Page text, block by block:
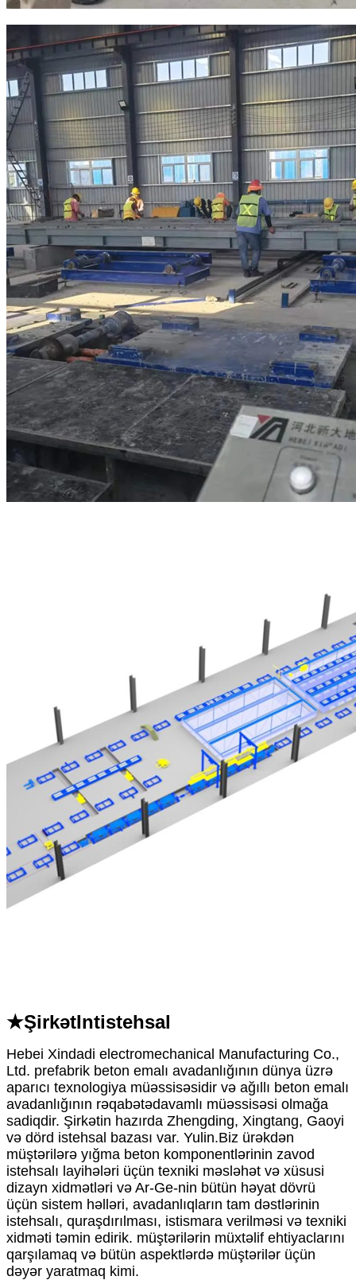
★ŞirkətIntistehsal
Hebei Xindadi electromechanical Manufacturing Co.,
Ltd. prefabrik beton emalı avadanlığının dünya üzrə
aparıcı texnologiya müəssisəsidir və ağıllı beton emalı
avadanlığının rəqabətədavamlı müəssisəsi olmağa
sadiqdir. Şirkətin hazırda Zhengding, Xingtang, Gaoyi
və dörd istehsal bazası var. Yulin.Biz ürəkdən
müştərilərə yığma beton komponentlərinin zavod
istehsalı layihələri üçün texniki məsləhət və xüsusi
dizayn xidmətləri və Ar-Ge-nin bütün həyat dövrü
üçün sistem həlləri, avadanlıqların tam dəstlərinin
istehsalı, quraşdırılması, istismara verilməsi və texniki
xidməti təmin edirik. müştərilərin müxtəlif ehtiyaclarını
qarşılamaq və bütün aspektlərdə müştərilər üçün
dəyər yaratmaq kimi.